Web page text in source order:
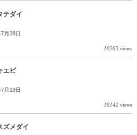
テダイ
月28日
10263 views
エビ
月19日
10142 views
ズメダイ